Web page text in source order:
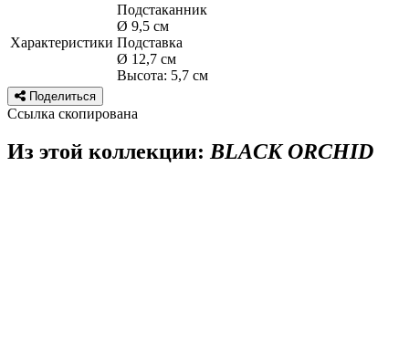
Характеристики
Подстаканник
Ø 9,5 см
Подставка
Ø 12,7 см
Высота: 5,7 см
Поделиться
Ссылка скопирована
Из этой коллекции:BLACK ORCHID